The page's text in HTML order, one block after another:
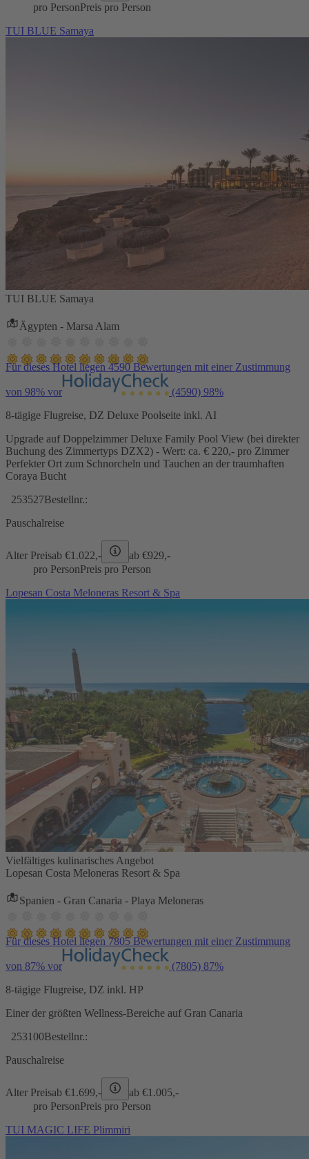
pro PersonPreis pro Person
TUI BLUE Samaya
TUI BLUE Samaya
Ägypten - Marsa Alam
Für dieses Hotel liegen 4590 Bewertungen mit einer Zustimmung
von 98% vor (4590) 98%
8-tägige Flugreise, DZ Deluxe Poolseite inkl. AI
Upgrade auf Doppelzimmer Deluxe Family Pool View (bei direkter
Buchung des Zimmertyps DZX2) - Wert: ca. € 220,- pro Zimmer
Perfekter Ort zum Schnorcheln und Tauchen an der traumhaften
Coraya Bucht
253527Bestellnr.:
Pauschalreise
Alter Preisab €1.022,- ab €929,-
pro PersonPreis pro Person
Lopesan Costa Meloneras Resort & Spa
Vielfältiges kulinarisches Angebot
Lopesan Costa Meloneras Resort & Spa
Spanien - Gran Canaria - Playa Meloneras
Für dieses Hotel liegen 7805 Bewertungen mit einer Zustimmung
von 87% vor (7805) 87%
8-tägige Flugreise, DZ inkl. HP
Einer der größten Wellness-Bereiche auf Gran Canaria
253100Bestellnr.:
Pauschalreise
Alter Preisab €1.699,- ab €1.005,-
pro PersonPreis pro Person
TUI MAGIC LIFE Plimmiri